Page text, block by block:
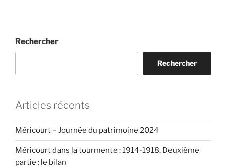
Rechercher
Rechercher
Articles récents
Méricourt – Journée du patrimoine 2024
Méricourt dans la tourmente : 1914-1918. Deuxième
partie : le bilan